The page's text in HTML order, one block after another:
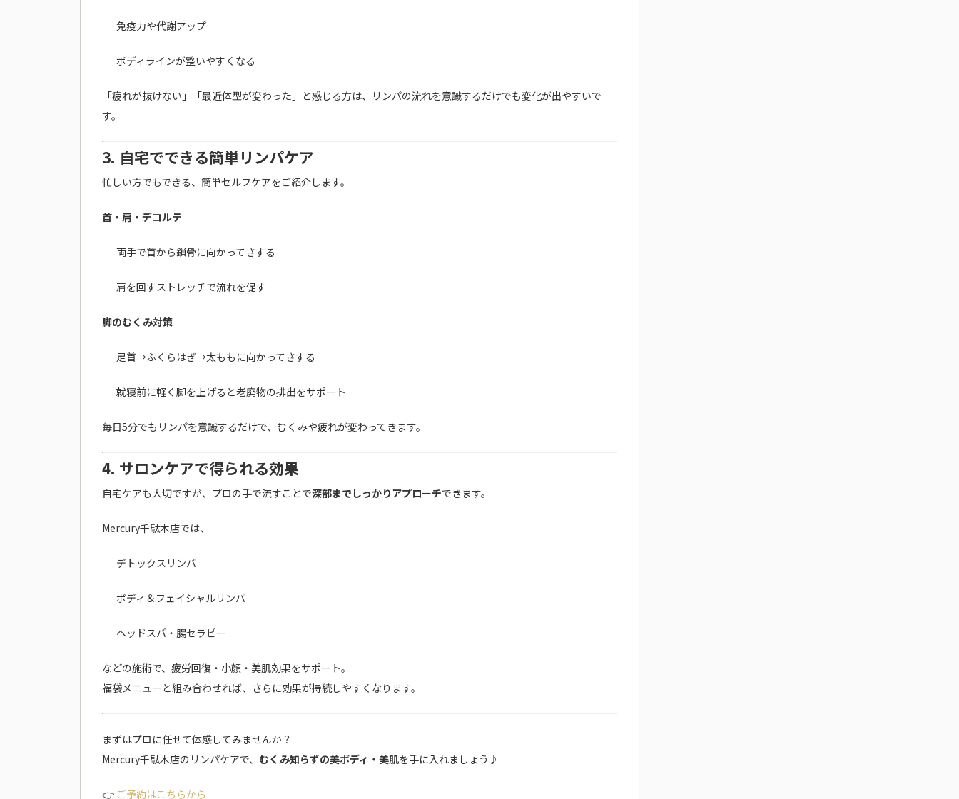
免疫力や代謝アップ
ボディラインが整いやすくなる
「疲れが抜けない」「最近体型が変わった」と感じる方は、リンパの流れを意識するだけでも変化が出やすいで
す。
3. 自宅でできる簡単リンパケア
忙しい方でもできる、簡単セルフケアをご紹介します。
首・肩・デコルテ
両手で首から鎖骨に向かってさする
肩を回すストレッチで流れを促す
脚のむくみ対策
足首→ふくらはぎ→太ももに向かってさする
就寝前に軽く脚を上げると老廃物の排出をサポート
毎日5分でもリンパを意識するだけで、むくみや疲れが変わってきます。
4. サロンケアで得られる効果
自宅ケアも大切ですが、プロの手で流すことで深部までしっかりアプローチできます。
Mercury千駄木店では、
デトックスリンパ
ボディ＆フェイシャルリンパ
ヘッドスパ・腸セラピー
などの施術で、疲労回復・小顔・美肌効果をサポート。
福袋メニューと組み合わせれば、さらに効果が持続しやすくなります。
まずはプロに任せて体感してみませんか？
Mercury千駄木店のリンパケアで、 むくみ知らずの美ボディ・美肌を手に入れましょう♪
👉 ご予約はこちらから